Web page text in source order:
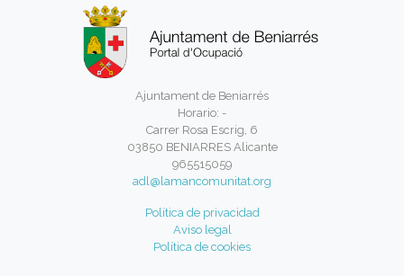
Ajuntament de Beniarrés
Horario: -
Carrer Rosa Escrig, 6
03850 BENIARRES Alicante
965515059
adl@lamancomunitat.org
Política de privacidad
Aviso legal
Política de cookies